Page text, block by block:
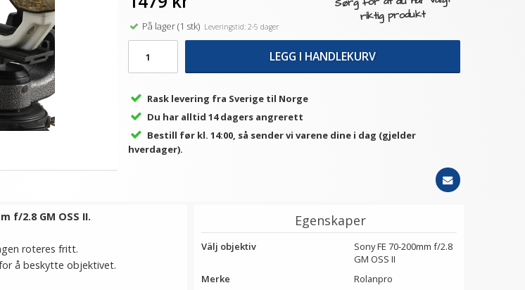
riktig produkt
På lager (1 stk)Leveringstid: 2-5 dager
LEGG I HANDLEKURV
Rask levering fra Sverige til Norge
Du har alltid 14 dagers angrerett
Bestill før kl. 14:00, så sender vi varene dine i dag (gjelder
hverdager).
f/2.8 GM OSS II.
roteres fritt.
å beskytte objektivet.
Egenskaper
Välj objektiv
Sony FE 70-200mm f/2.8
GM OSS II
Merke
Rolanpro